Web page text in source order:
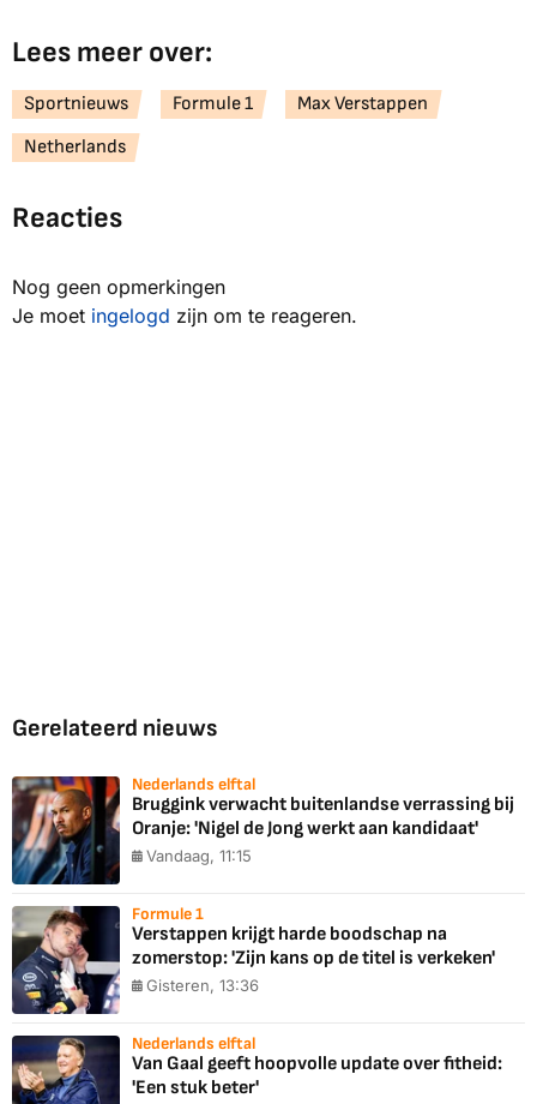
Lees meer over:
Sportnieuws Formule 1
Max Verstappen
Netherlands
Reacties
Nog geen opmerkingen
Je moet ingelogd zijn om te reageren.
Gerelateerd nieuws
Nederlands elftal
Bruggink verwacht buitenlandse verrassing bij
Oranje: 'Nigel de Jong werkt aan kandidaat'
Vandaag, 11:15
Formule 1
Verstappen krijgt harde boodschap na
zomerstop: 'Zijn kans op de titel is verkeken'
Gisteren, 13:36
Nederlands elftal
Van Gaal geeft hoopvolle update over fitheid:
'Een stuk beter'